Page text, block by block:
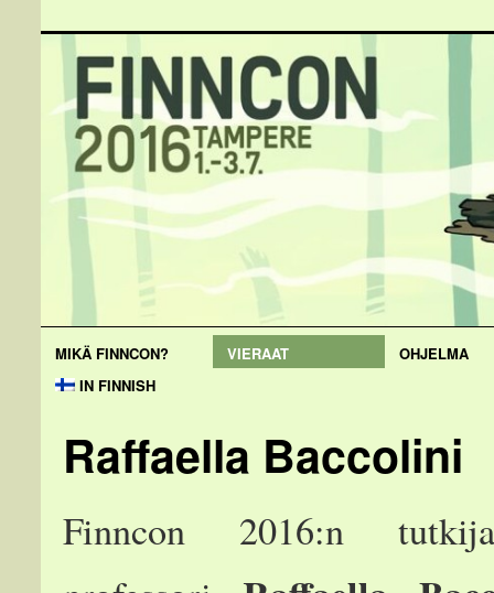
MIKÄ FINNCON? VIERAAT
OHJELMA
IN FINNISH
Raffaella Baccolini
Finncon 2016:n